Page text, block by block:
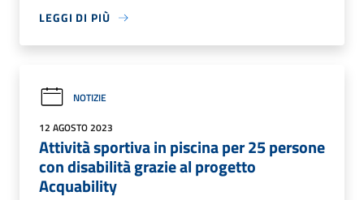
LEGGI DI PIÙ
NOTIZIE
12 AGOSTO 2023
Attività sportiva in piscina per 25 persone
con disabilità grazie al progetto
Acquability